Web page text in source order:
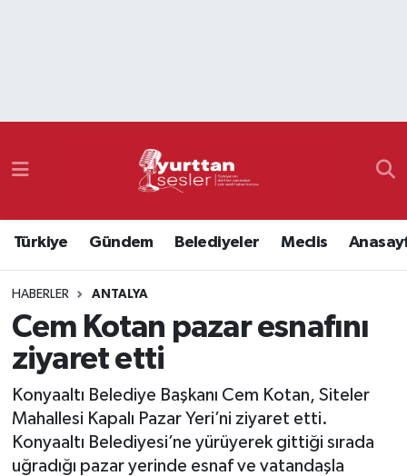
Türkiye Gündem Belediyeler Meclis
HABERLER ANTALYA
Cem Kotan pazar esnafını
ziyaret etti
Konyaaltı Belediye Başkanı Cem Kotan, Siteler
Mahallesi Kapalı Pazar Yeri’ni ziyaret etti.
Konyaaltı Belediyesi’ne yürüyerek gittiği sırada
uğradığı pazar yerinde esnaf ve vatandaşla
Namaz Vakitleri
Süper Lig Puan Durumu ve Fikstür
Tüm Manşetler
Son Dakika Haberleri
Haber Arşivi